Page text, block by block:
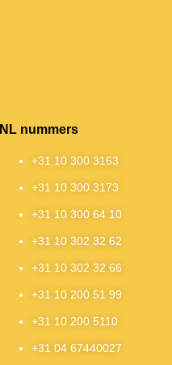
NL nummers
+31 10 300 3163
+31 10 300 3173
+31 10 300 64 10
+31 10 302 32 62
+31 10 302 32 66
+31 10 200 51 99
+31 10 200 5110
+31 04 67440027